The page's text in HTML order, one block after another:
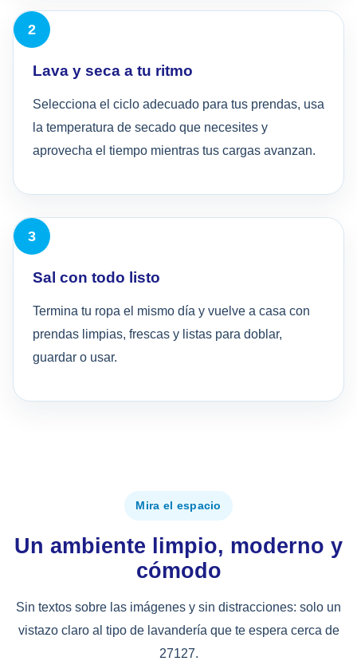
Lava y seca a tu ritmo
Selecciona el ciclo adecuado para tus prendas, usa
la temperatura de secado que necesites y
aprovecha el tiempo mientras tus cargas avanzan.
Sal con todo listo
Termina tu ropa el mismo día y vuelve a casa con
prendas limpias, frescas y listas para doblar,
guardar o usar.
Mira el espacio
Un ambiente limpio, moderno y
cómodo
Sin textos sobre las imágenes y sin distracciones: solo un
vistazo claro al tipo de lavandería que te espera cerca de
27127.